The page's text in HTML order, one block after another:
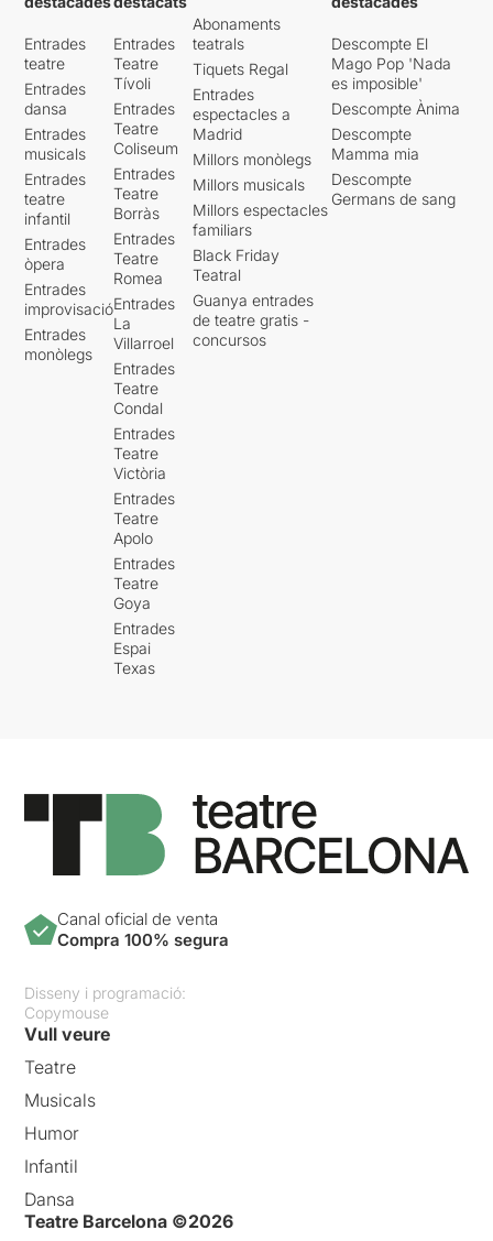
Entrades
teatre
Entrades
dansa
Entrades
musicals
Entrades
teatre
infantil
Entrades
òpera
Entrades
improvisació
Entrades
monòlegs
Entrades
Teatre
Tívoli
Entrades
Teatre
Coliseum
Entrades
Teatre
Borràs
Entrades
Teatre
Romea
Entrades
La
Villarroel
Entrades
Teatre
Condal
Entrades
Teatre
Victòria
Entrades
Teatre
Apolo
Entrades
Teatre
Goya
Entrades
Espai
Texas
Abonaments
teatrals
Tiquets Regal
Entrades
espectacles a
Madrid
Millors monòlegs
Millors musicals
Millors espectacles
familiars
Black Friday
Teatral
Guanya entrades
de teatre gratis -
concursos
Descompte El
Mago Pop 'Nada
es imposible'
Descompte Ànima
Descompte
Mamma mia
Descompte
Germans de sang
Canal oficial de venta
Compra 100% segura
Disseny i programació:
Copymouse
Vull veure
Teatre
Musicals
Humor
Infantil
Dansa
Teatre Barcelona ©2026